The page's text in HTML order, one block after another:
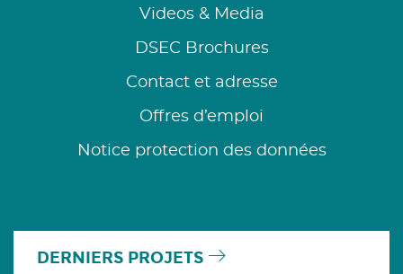
Videos & Media
DSEC Brochures
Contact et adresse
Offres d’emploi
Notice protection des données
DERNIERS PROJETS